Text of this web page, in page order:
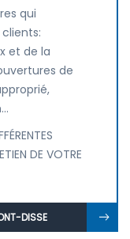
qui
et de la
de
DE VOTRE
DISSE